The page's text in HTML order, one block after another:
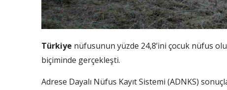
Türkiye nüfusunun yüzde 24,8’ini çocuk nüfus
biçiminde gerçekleşti.
Adrese Dayalı Nüfus Kayıt Sistemi (ADNKS)